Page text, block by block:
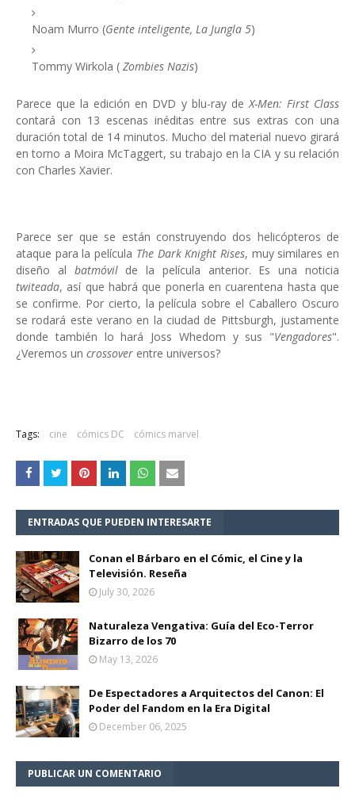
Noam Murro (Gente inteligente, La Jungla 5)
Tommy Wirkola ( Zombies Nazis)
Parece que la edición en DVD y blu-ray deX-Men: First Class
contará con 13 escenas inéditas entre sus extras con una
duración total de 14 minutos. Mucho del material nuevo girará
en torno a Moira McTaggert, su trabajo en la CIA y su relación
con Charles Xavier.
Parece ser que se están construyendo dos helicópteros de
ataque para la película The Dark Knight Rises, muy similares en
diseño al batmóvil de la película anterior. Es una noticia
twiteada, así que habrá que ponerla en cuarentena hasta que
se confirme. Por cierto, la película sobre el Caballero Oscuro
se rodará este verano en la ciudad de Pittsburgh, justamente
donde también lo hará Joss Whedom y sus "Vengadores".
¿Veremos un crossover entre universos?
Tags: cine cómics DC cómics marvel
ENTRADAS QUE PUEDEN INTERESARTE
Conan el Bárbaro en el Cómic, el Cine y la
Televisión. Reseña
July 30, 2026
Naturaleza Vengativa: Guía del Eco-Terror
Bizarro de los 70
May 13, 2026
De Espectadores a Arquitectos del Canon: El
Poder del Fandom en la Era Digital
December 06, 2025
PUBLICAR UN COMENTARIO